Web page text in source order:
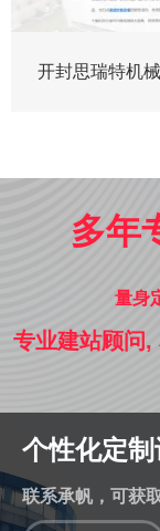
开封思瑞特机
多年
量身
专业建站顾问,
个性化定
联系承帆，可获